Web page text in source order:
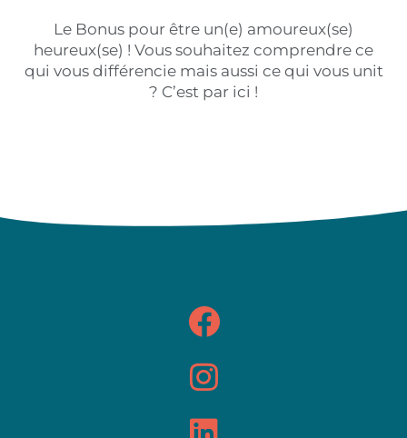
Le Bonus pour être un(e) amoureux(se)
heureux(se) ! Vous souhaitez comprendre ce
qui vous différencie mais aussi ce qui vous unit
? C’est par ici !